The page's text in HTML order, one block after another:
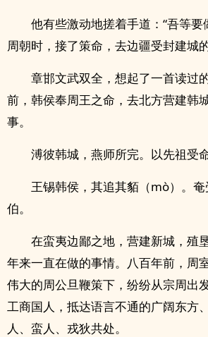
他有些激动地搓着手道：“吾等
周朝时，接了策命，去边疆受封建城
章邯文武双全，想起了一首读过
前，韩侯奉周王之命，去北方营建韩
事。
溥彼韩城，燕师所完。以先祖受
王锡韩侯，其追其貊（mò）。
伯。
在蛮夷边鄙之地，营建新城，殖
年来一直在做的事情。八百年前，周
伟大的周公旦鞭策下，纷纷从宗周出
工商国人，抵达语言不通的广阔东方
人、蛮人、戎狄共处。